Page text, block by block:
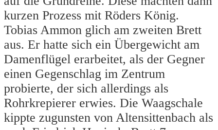
kurzen Prozess mit Röders König.
Tobias Ammon glich am zweiten Brett
aus. Er hatte sich ein Übergewicht am
Damenflügel erarbeitet, als der Gegner
einen Gegenschlag im Zentrum
probierte, der sich allerdings als
Rohrkrepierer erwies. Die Waagschale
kippte zugunsten von Altensittenbach als